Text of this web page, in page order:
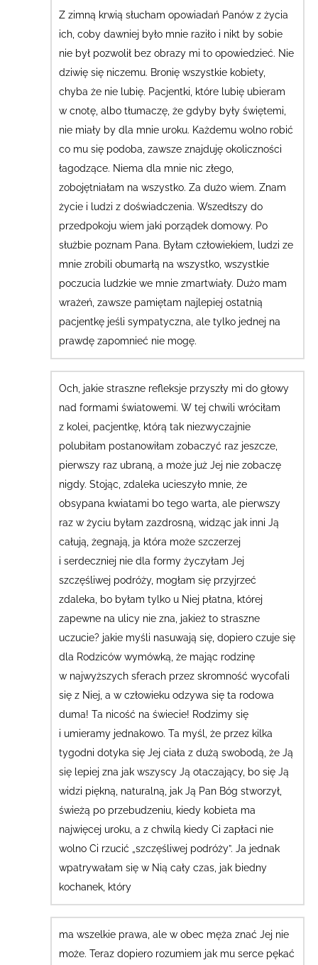
Z zimną krwią słucham opowiadań Panów z życia
ich, coby dawniej było mnie raziło i nikt by sobie
nie był pozwolił bez obrazy mi to opowiedzieć. Nie
dziwię się niczemu. Bronię wszystkie kobiety,
chyba że nie lubię. Pacjentki, które lubię ubieram
w cnotę, albo tłumaczę, że gdyby były świętemi,
nie miały by dla mnie uroku. Każdemu wolno robić
co mu się podoba, zawsze znajduję okoliczności
łagodzące. Niema dla mnie nic złego,
zobojętniałam na wszystko. Za dużo wiem. Znam
życie i ludzi z doświadczenia. Wszedłszy do
przedpokoju wiem jaki porządek domowy. Po
służbie poznam Pana. Byłam człowiekiem, ludzi ze
mnie zrobili obumarłą na wszystko, wszystkie
poczucia ludzkie we mnie zmartwiały. Dużo mam
wrażeń, zawsze pamiętam najlepiej ostatnią
pacjentkę jeśli sympatyczna, ale tylko jednej na
prawdę zapomnieć nie mogę.
Och, jakie straszne refleksje przyszły mi do głowy
nad formami światowemi.W tej chwili wróciłam
z kolei, pacjentkę, którą tak niezwyczajnie
polubiłam postanowiłam zobaczyć raz jeszcze,
pierwszy raz ubraną, a może już Jej nie zobaczę
nigdy. Stojąc, zdaleka ucieszyło mnie, że
obsypana kwiatami bo tego warta, ale pierwszy
raz w życiu byłam zazdrosną, widząc jak inni Ją
całują, żegnają, ja która może szczerzej
i serdeczniej nie dla formy życzyłam Jej
szczęśliwej podróży, mogłam się przyjrzeć
zdaleka, bo byłam tylko u Niej płatna, której
zapewne na ulicy nie zna, jakież to straszne
uczucie? jakie myśli nasuwają się, dopiero czuje się
dla Rodziców wymówką, że mając rodzinę
w najwyższych sferach przez skromność wycofali
się z Niej, a w człowieku odzywa się ta rodowa
duma! Ta nicość na świecie! Rodzimy się
i umieramy jednakowo. Ta myśl, że przez kilka
tygodni dotyka się Jej ciała z dużą swobodą, że Ją
się lepiej zna jak wszyscy Ją otaczający, bo się Ją
widzi piękną, naturalną, jak Ją Pan Bóg stworzył,
świeżą po przebudzeniu, kiedy kobieta ma
najwięcej uroku, a z chwilą kiedy Ci zapłaci nie
wolno Ci rzucić „szczęśliwej podróży”. Ja jednak
wpatrywałam się w Nią cały czas, jak biedny
kochanek, który
ma wszelkie prawa, ale w obec męża znać Jej nie
może. Teraz dopiero rozumiem jak mu serce pękać